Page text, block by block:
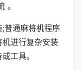
。
普通麻将机程序
进行复杂安装
工具。